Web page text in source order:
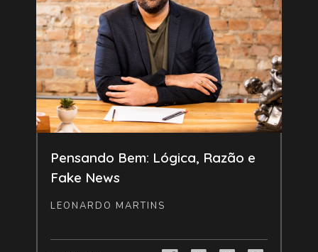
Pensando Bem: Lógica, Razão e
Fake News
LEONARDO MARTINS